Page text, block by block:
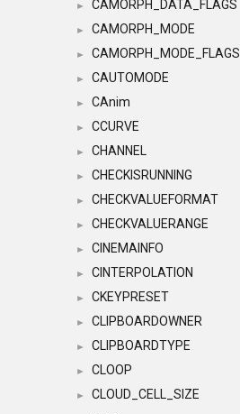
► CAMORPH_DATA_FLAGS
► CAMORPH_MODE
► CAMORPH_MODE_FLAGS
► CAUTOMODE
► CAnim
► CCURVE
► CHANNEL
► CHECKISRUNNING
► CHECKVALUEFORMAT
► CHECKVALUERANGE
► CINEMAINFO
► CINTERPOLATION
► CKEYPRESET
► CLIPBOARDOWNER
► CLIPBOARDTYPE
► CLOOP
►
CLOUD_CELL_SIZE